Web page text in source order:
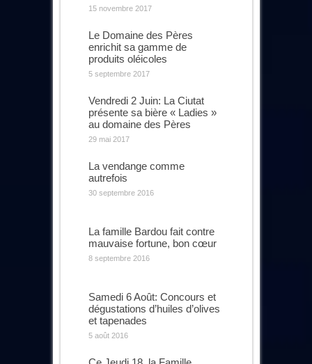
15 novembre 2017
Le Domaine des Pères
enrichit sa gamme de
produits oléicoles
5 septembre 2017
Vendredi 2 Juin: La Ciutat
présente sa bière « Ladies »
au domaine des Pères
29 mai 2017
La vendange comme
autrefois
30 septembre 2016
La famille Bardou fait contre
mauvaise fortune, bon cœur
8 septembre 2016
Samedi 6 Août: Concours et
dégustations d’huiles d’olives
et tapenades
5 août 2016